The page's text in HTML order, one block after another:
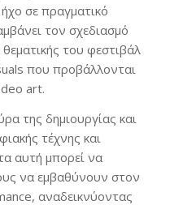
σε πραγματικό
τον σχεδιασμό
του φεστιβάλ
που προβάλλονται
art.
της δημιουργίας και
τέχνης και
αυτή μπορεί να
να εμβαθύνουν στον
αναδεικνύοντας